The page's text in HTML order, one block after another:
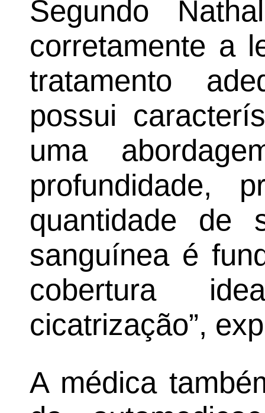
Segundo
corretamente a
tratamento
possui
uma
profundidade,
quantidade de
sanguínea é
cobertura
cicatrização”,
A médica